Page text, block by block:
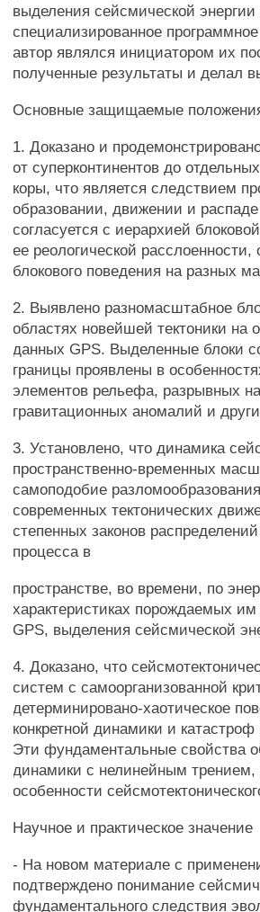
выделения сейсмической
специализированное
автор являлся инициатором их
полученные результаты и делал
Основные защищаемые
1. Доказано и
от суперконтинентов до
коры, что является следствием
образовании, движении и
согласуется с иерархией
ее реологической
блокового поведения на разных
2. Выявлено разномасштабное
областях новейшей тектоники на
данных GPS. Выделенные блоки
границы проявлены в
элементов рельефа, разрывных
гравитационных аномалий и
3. Установлено, что динамика
пространственно-временных
самоподобие
современных тектонических
степенных законов
процесса в
пространстве, во времени, по
характеристиках порождаемых
GPS, выделения сейсмической
4. Доказано, что
систем с самоорганизованной
детерминировано-хаотическое
конкретной динамики и
Эти фундаментальные свойства
динамики с нелинейным
особенности
Научное и практическое значение
- На новом материале с
подтверждено понимание
фундаментального следствия